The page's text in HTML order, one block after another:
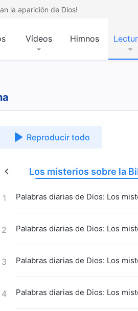
la aparición de Dios!
Vídeos Himnos
Reproducir todo
Los misterios sobre la
1 Palabras diarias de Dios: Los
2 Palabras diarias de Dios: Los
3 Palabras diarias de Dios: Los
4 Palabras diarias de Dios: Los